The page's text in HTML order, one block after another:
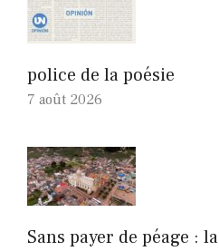
police de la poésie
7 août 2026
Sans payer de péage :